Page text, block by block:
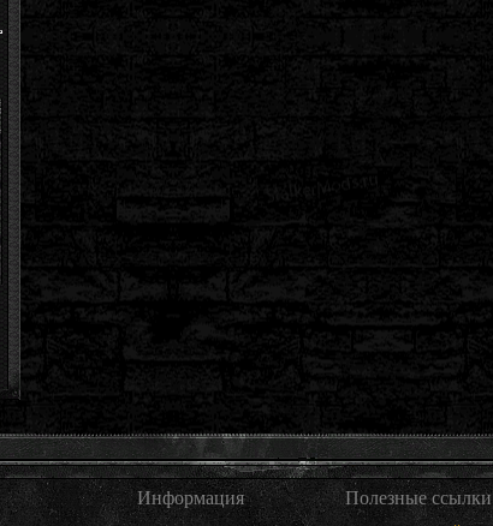
Информация Полезные ссылки